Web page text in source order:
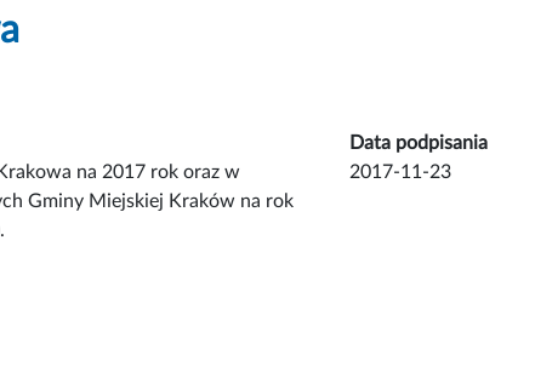
Data podpisania
na 2017 rok oraz w
Gminy Miejskiej Kraków na rok
2017-11-23